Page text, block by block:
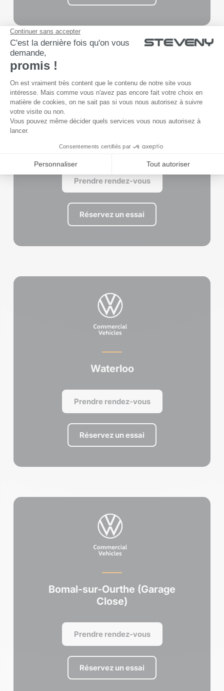
Nivelles
Réservez un essai
Prendre rendez-vous
Waterloo
Réservez un essai
Prendre rendez-vous
Bomal-sur-Ourthe (Garage
Close)
Réservez un essai
Prendre rendez-vous